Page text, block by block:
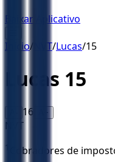
Baixar Aplicativo
Início/ NVT/Lucas/15
Lucas 15
16 A+
NVT
1 Cobradores de